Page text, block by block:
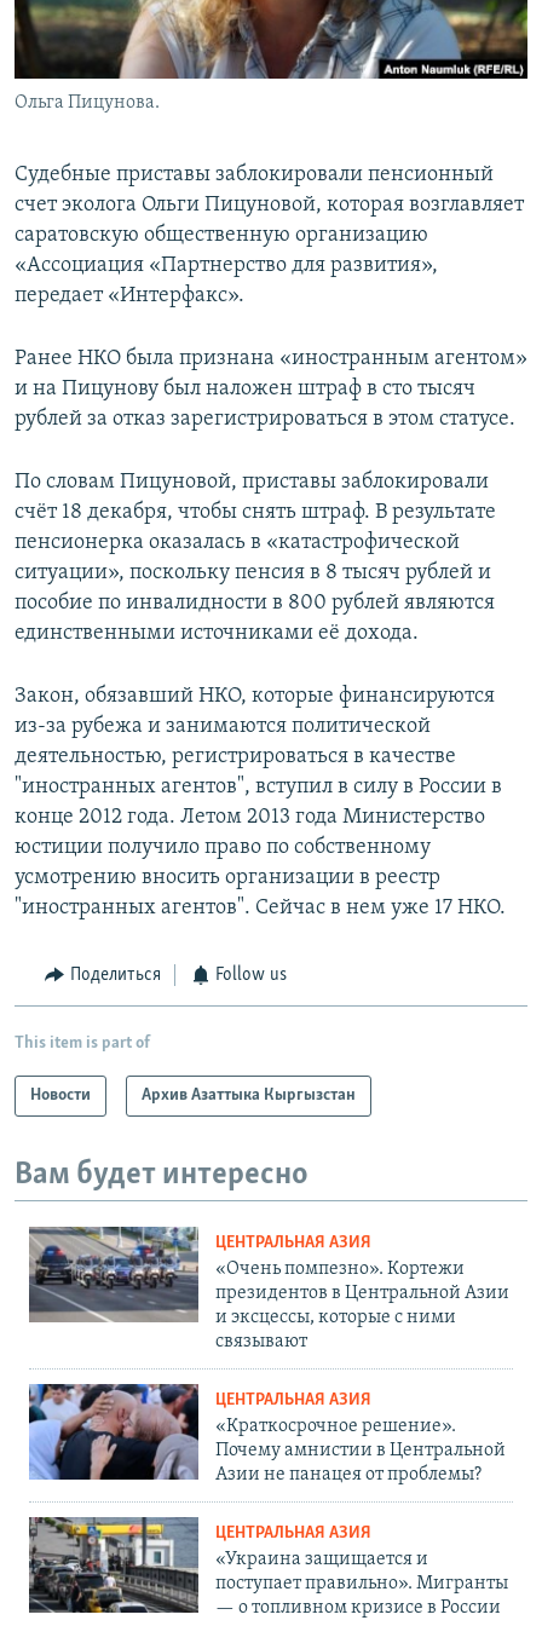
Ольга Пицунова.
Судебные приставы заблокировали пенсионный
счет эколога Ольги Пицуновой, которая возглавляет
саратовскую общественную организацию
«Ассоциация «Партнерство для развития»,
передает «Интерфакс».
Ранее НКО была признана «иностранным агентом»
и на Пицунову был наложен штраф в сто тысяч
рублей за отказ зарегистрироваться в этом статусе.
По словам Пицуновой, приставы заблокировали
счёт 18 декабря, чтобы снять штраф. В результате
пенсионерка оказалась в «катастрофической
ситуации», поскольку пенсия в 8 тысяч рублей и
пособие по инвалидности в 800 рублей являются
единственными источниками её дохода.
Закон, обязавший НКО, которые финансируются
из-за рубежа и занимаются политической
деятельностью, регистрироваться в качестве
"иностранных агентов", вступил в силу в России в
конце 2012 года. Летом 2013 года Министерство
юстиции получило право по собственному
усмотрению вносить организации в реестр
"иностранных агентов". Сейчас в нем уже 17 НКО.
Поделиться Follow us
This item is part of
Новости Архив Азаттыка Кыргызстан
Вам будет интересно
ЦЕНТРАЛЬНАЯ АЗИЯ
«Очень помпезно». Кортежи
президентов в Центральной Азии
и эксцессы, которые с ними
связывают
ЦЕНТРАЛЬНАЯ АЗИЯ
«Краткосрочное решение».
Почему амнистии в Центральной
Азии не панацея от проблемы?
ЦЕНТРАЛЬНАЯ АЗИЯ
«Украина защищается и
поступает правильно». Мигранты
— о топливном кризисе в России